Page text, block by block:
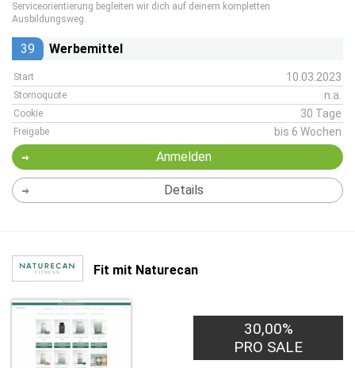
Serviceorientierung begleiten wir dich auf deinem kompletten
Ausbildungsweg.
39 Werbemittel
Start 10.03.2023
Stornoquote n.a.
Cookie 30 Tage
Freigabe bis 6 Wochen
Anmelden
Details
Fit mit Naturecan
30,00%
PRO SALE